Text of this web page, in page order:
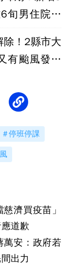
旬男住院當
除！2縣市大
有颱風發展
停班停課
濟買疫苗」
道歉
萬安：政府若
出力